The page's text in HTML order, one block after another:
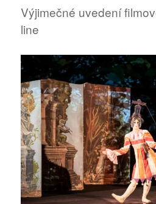
hranic
Výjimečné uvedení
line